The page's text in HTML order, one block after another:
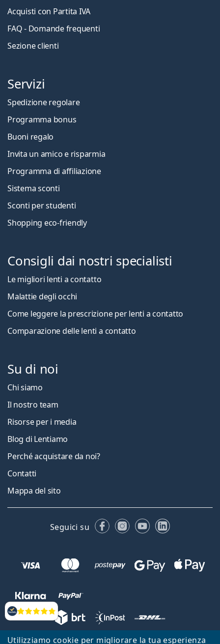
Utilizziamo cookie per migliorare la tua esperienza
Valutazione
Acquisti con Partita IVA
FAQ - Domande frequenti
Sezione clienti
Servizi
Spedizione regolare
Programma bonus
Buoni regalo
Invita un amico e risparmia
Programma di affiliazione
Sistema sconti
Sconti per studenti
Shopping eco-friendly
Consigli dai nostri specialisti
Le migliori lenti a contatto
Malattie degli occhi
Come leggere la prescrizione per lenti a contatto
Comparazione delle lenti a contatto
Su di noi
Chi siamo
Il nostro team
Risorse per i media
Blog di Lentiamo
Perché acquistare da noi?
Contatti
Mappa del sito
Seguici su FacebookInstagram
YouTubeLinkedIn